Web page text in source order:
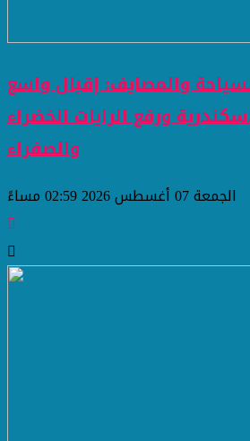
والمصايف: إقبال واسع
ورفع الرايات الخضراء
والصفراء
الجمعة 07 أغسطس 2026 02:59 مساءً